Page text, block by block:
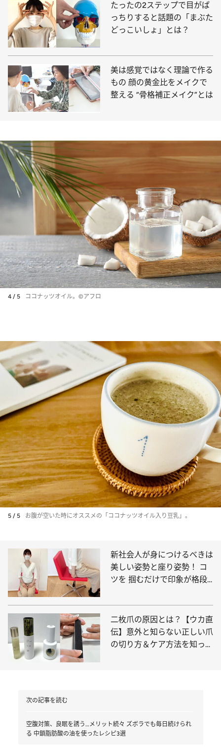
たったの2ステップで目がぱ
っちりすると話題の「まぶた
どっこいしょ」とは？
美は感覚ではなく理論で作る
もの 顔の黄金比をメイクで
整える “骨格補正メイク”とは
4 / 5 ココナッツオイル。©アフロ
5 / 5 お腹が空いた時にオススメの「ココナッツオイル入り豆乳」。
新社会人が身につけるべきは
美しい姿勢と座り姿勢！ コ
ツを 掴むだけで印象が格段
二枚爪の原因とは？【ウカ直
伝】意外と知らない正しい爪
の切り方＆ケア方法を知って
次の記事を読む
空腹対策、良眠を誘う…メリット続々 ズボラでも毎日続けられ
る 中鎖脂肪酸の油を使ったレシピ3選